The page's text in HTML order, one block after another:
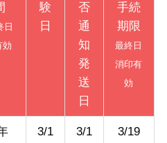
日
効
験
日
否
通
知
発
送
日
手続
期限
最終日
消印有
効
3/1
3/1
3/19